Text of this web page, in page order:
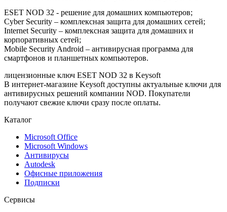
ESET NOD 32 - решение для домашних компьютеров;
Cyber Security – комплексная защита для домашних сетей;
Internet Security – комплексная защита для домашних и
корпоративных сетей;
Mobile Security Android – антивирусная программа для
смартфонов и планшетных компьютеров.
лицензионные ключ ESET NOD 32 в Keysoft
В интернет-магазине Keysoft доступны актуальные ключи для
антивирусных решений компании NOD. Покупатели
получают свежие ключи сразу после оплаты.
Каталог
Microsoft Office
Microsoft Windows
Антивирусы
Autodesk
Офисные приложения
Подписки
Сервисы